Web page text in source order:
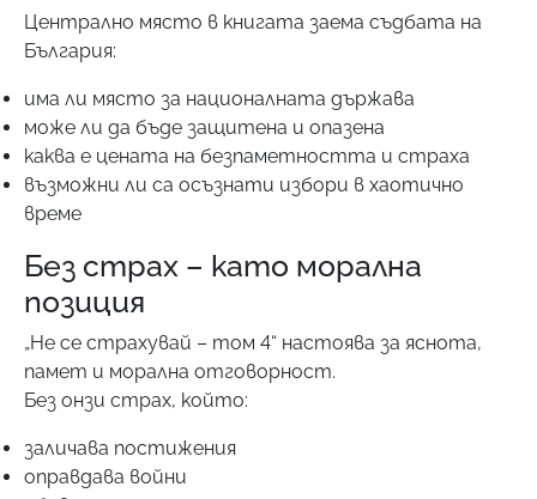
Централно място в книгата заема съдбата на
България:
има ли място за националната държава
може ли да бъде защитена и опазена
каква е цената на безпаметността и страха
възможни ли са осъзнати избори в хаотично
време
Без страх – като морална
позиция
„Не се страхувай – том 4“ настоява за яснота,
памет и морална отговорност.
Без онзи страх, който:
заличава постижения
оправдава войни